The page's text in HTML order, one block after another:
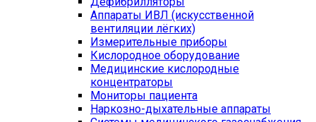
Аппараты ИВЛ (искусственной
вентиляции лёгких)
Измерительные приборы
Кислородное оборудование
Медицинские кислородные
концентраторы
Мониторы пациента
Наркозно-дыхательные аппараты